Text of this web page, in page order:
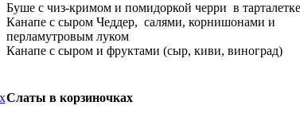
Буше с чиз-кримом и помидоркой черри в тарталетке
Канапе с сыром Чеддер, салями, корнишонами и
перламутровым луком
Канапе с сыром и фруктами (сыр, киви, виноград)
Слаты в корзиночках